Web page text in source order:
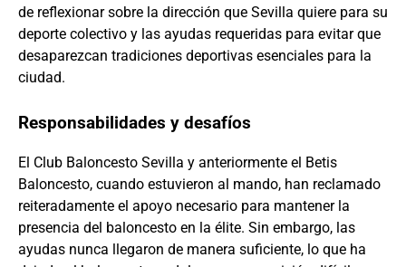
de reflexionar sobre la dirección que Sevilla quiere para su
deporte colectivo y las ayudas requeridas para evitar que
desaparezcan tradiciones deportivas esenciales para la
ciudad.
Responsabilidades y desafíos
El Club Baloncesto Sevilla y anteriormente el Betis
Baloncesto, cuando estuvieron al mando, han reclamado
reiteradamente el apoyo necesario para mantener la
presencia del baloncesto en la élite. Sin embargo, las
ayudas nunca llegaron de manera suficiente, lo que ha